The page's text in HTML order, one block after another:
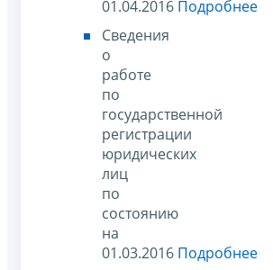
01.04.2016 Подробнее
Сведения
о
работе
по
государственной
регистрации
юридических
лиц
по
состоянию
на
01.03.2016 Подробнее